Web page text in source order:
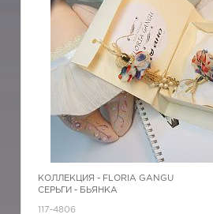
КОЛЛЕКЦИЯ - FLORIA GANGU
СЕРЬГИ - БЬЯНКА
117-4806